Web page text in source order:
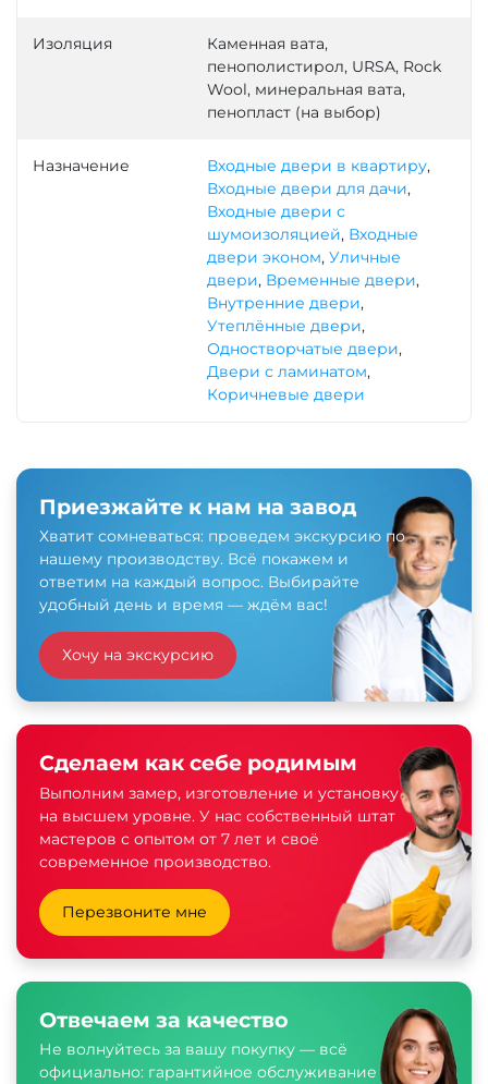
Изоляция
Каменная вата,
пенополистирол, URSA, Rock
Wool, минеральная вата,
пенопласт (на выбор)
Назначение Входные двери в квартиру,
Входные двери для дачи,
Входные двери с
шумоизоляцией, Входные
двери эконом, Уличные
двери, Временные двери,
Внутренние двери,
Утеплённые двери,
Одностворчатые двери,
Двери с ламинатом,
Коричневые двери
Приезжайте к нам на завод
Хватит сомневаться: проведем экскурсию по
нашему производству. Всё покажем и
ответим на каждый вопрос. Выбирайте
удобный день и время — ждём вас!
Хочу на экскурсию
Сделаем как себе родимым
Выполним замер, изготовление и установку
на высшем уровне. У нас собственный штат
мастеров с опытом от 7 лет и своё
современное производство.
Перезвоните мне
Отвечаем за качество
Не волнуйтесь за вашу покупку — всё
официально: гарантийное обслуживание